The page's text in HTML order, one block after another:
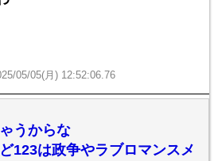
05/05(月) 12:52:06.76
うからな
123は政争やラブロマンスメ